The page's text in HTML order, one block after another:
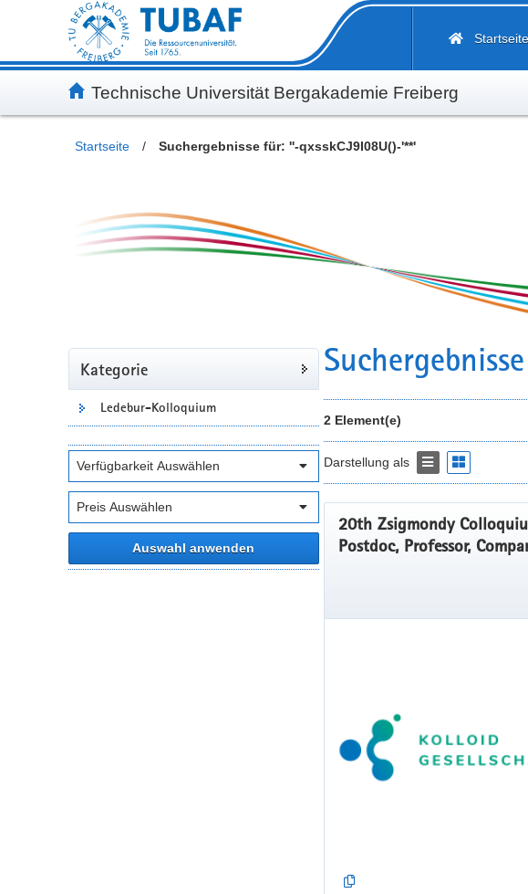
Inhalt
Kundenmenü
Suche
Servicemenü
Startseite
Technische Universität Bergakademie Freiberg
Startseite / Suchergebnisse für: ''-qxsskCJ9I08U()-'**'
Kategorie
Ledebur-Kolloquium
Auswahl anwenden
2 Element(e)
Darstellung als
20th Zsigmondy
Postdoc, Professor,